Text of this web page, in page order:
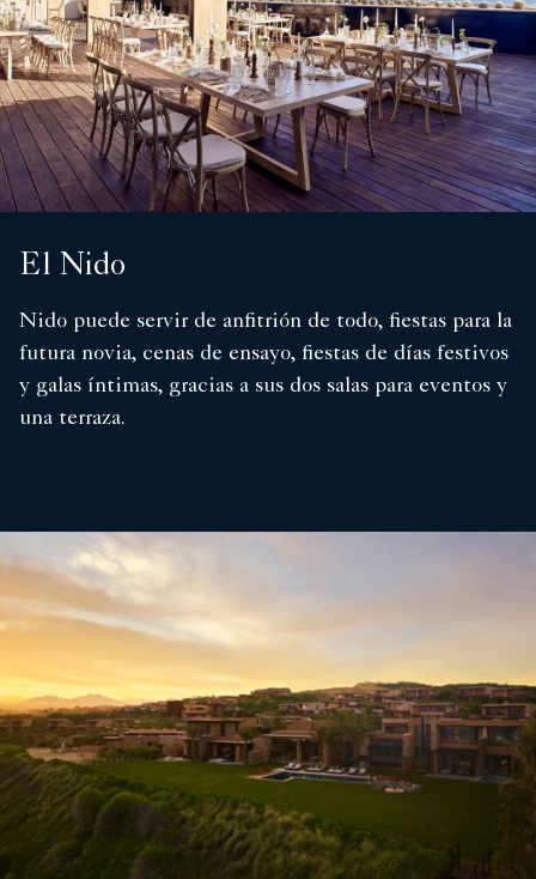
El Nido
Nido puede servir de anfitrión de todo, fiestas para la
futura novia, cenas de ensayo, fiestas de días festivos
y galas íntimas, gracias a sus dos salas para eventos y
una terraza.